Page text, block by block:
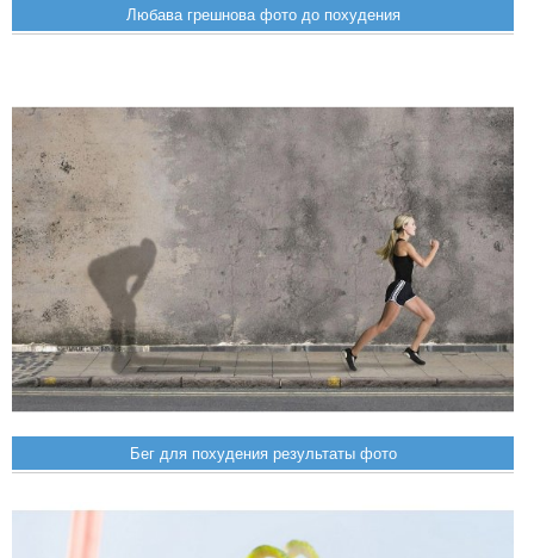
Любава грешнова фото до похудения
Бег для похудения результаты фото